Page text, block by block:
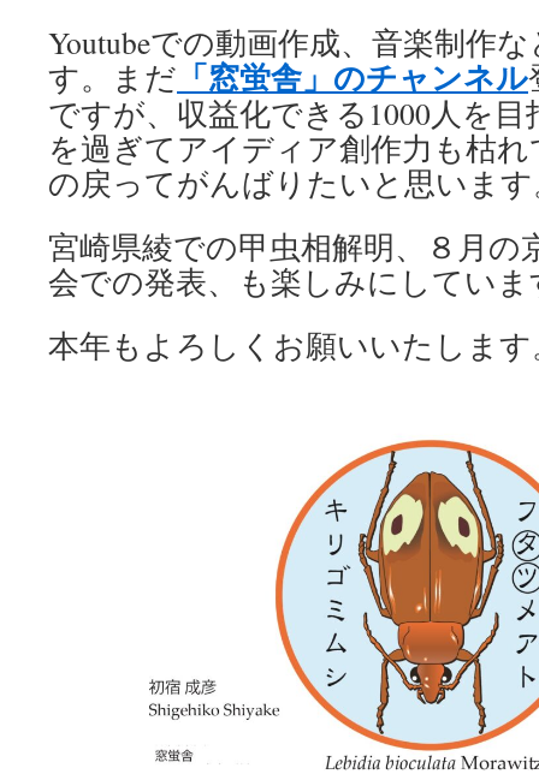
Youtubeでの動画作成、音楽制作
す。まだ 「窓蛍舎」のチャンネル
ですが、収益化できる1000人を
を過ぎてアイディア創作力も枯
の戻ってがんばりたいと思いま
宮崎県綾での甲虫相解明、８月の
会での発表、も楽しみにしていま
本年もよろしくお願いいたします